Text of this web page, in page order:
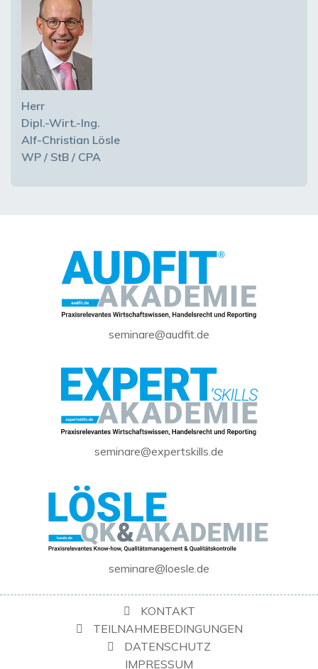
Herr
Dipl.-Wirt.-Ing.
Alf-Christian Lösle
WP / StB / CPA
seminare@audfit.de
seminare@expertskills.de
seminare@loesle.de
KONTAKT
TEILNAHMEBEDINGUNGEN
DATENSCHUTZ
IMPRESSUM